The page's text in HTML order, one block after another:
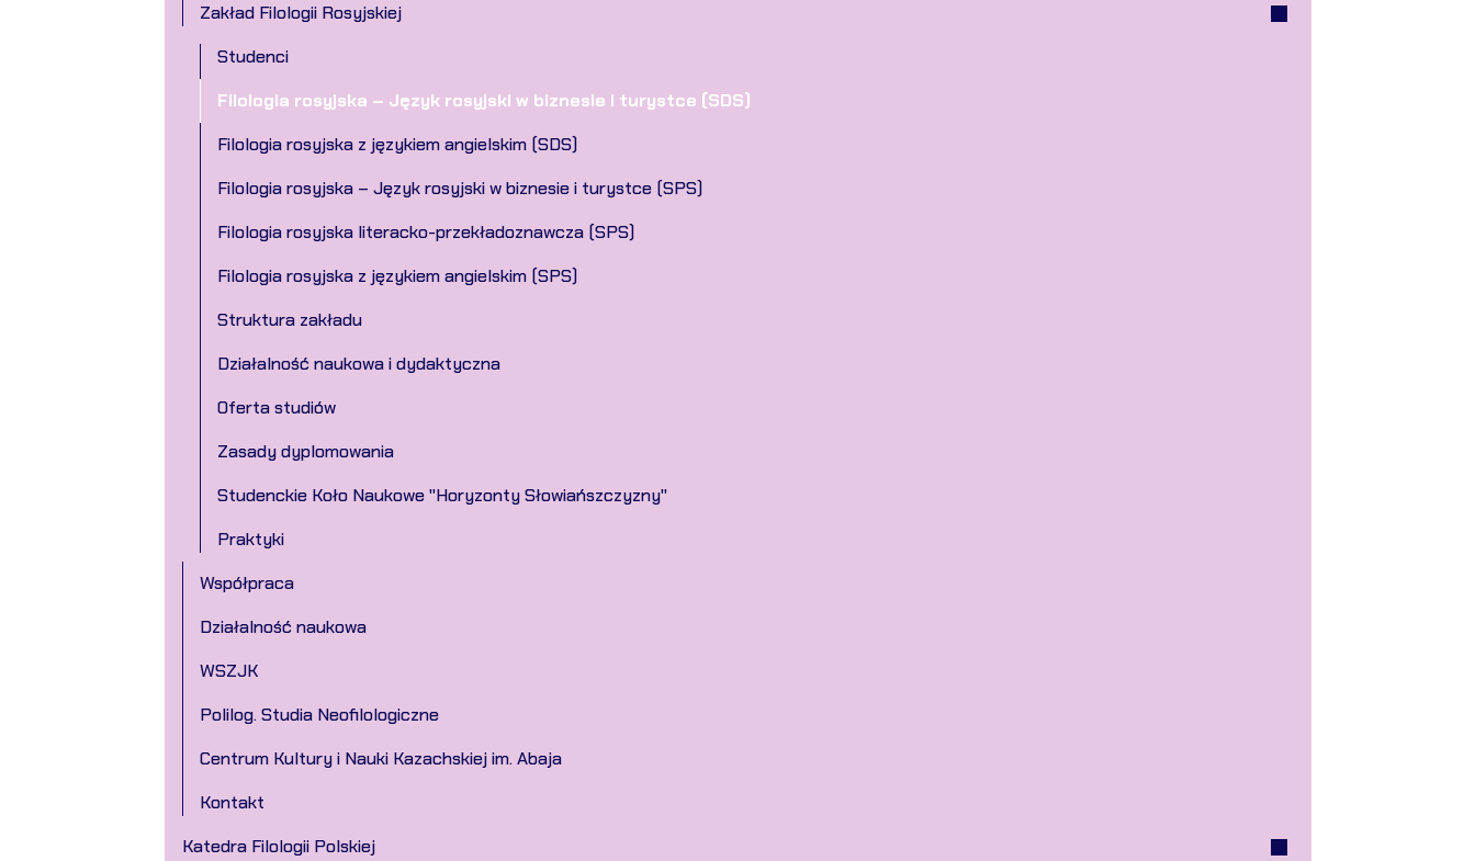
Zakład Filologii Rosyjskiej
Studenci
Filologia rosyjska – Język rosyjski w biznesie i turystce (SDS)
Filologia rosyjska z językiem angielskim (SDS)
Filologia rosyjska – Język rosyjski w biznesie i turystce (SPS)
Filologia rosyjska literacko-przekładoznawcza (SPS)
Filologia rosyjska z językiem angielskim (SPS)
Struktura zakładu
Działalność naukowa i dydaktyczna
Oferta studiów
Zasady dyplomowania
Studenckie Koło Naukowe "Horyzonty Słowiańszczyzny"
Praktyki
Współpraca
Działalność naukowa
WSZJK
Polilog. Studia Neofilologiczne
Centrum Kultury i Nauki Kazachskiej im. Abaja
Kontakt
Katedra Filologii Polskiej